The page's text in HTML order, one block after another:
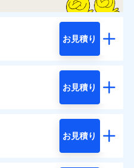
お見積り
お見積り
お見積り